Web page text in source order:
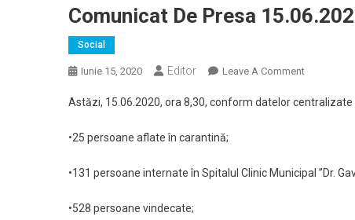
Comunicat De Presa
Social
Iunie 15, 2020 Editor Leave A CommentOn
De
Astăzi, 15.06.2020, ora 8,30, conform datelor
•25 persoane aflate în carantină;
•131 persoane internate în Spitalul Clinic Municipal ”Dr.
•528 persoane vindecate;